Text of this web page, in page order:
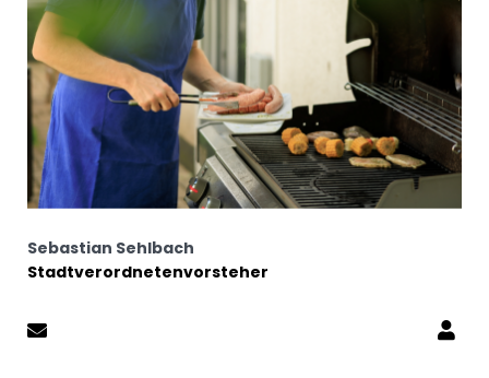
Sebastian Sehlbach
Stadtverordnetenvorsteher